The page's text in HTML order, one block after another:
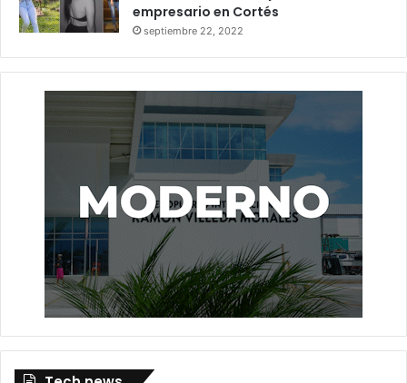
empresario en Cortés
septiembre 22, 2022